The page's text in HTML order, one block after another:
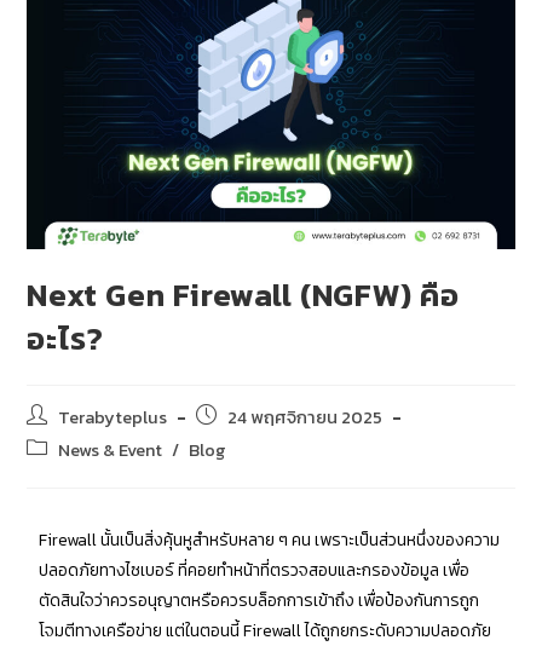
Next Gen Firewall (NGFW) คือ
อะไร?
Terabyteplus
24 พฤศจิกายน 2025
News & Event / Blog
Firewall นั้นเป็นสิ่งคุ้นหูสำหรับหลาย ๆ คน เพราะเป็นส่วนหนึ่งของความ
ปลอดภัยทางไซเบอร์ ที่คอยทำหน้าที่ตรวจสอบและกรองข้อมูล เพื่อ
ตัดสินใจว่าควรอนุญาตหรือควรบล็อกการเข้าถึง เพื่อป้องกันการถูก
โจมตีทางเครือข่าย แต่ในตอนนี้ Firewall ได้ถูกยกระดับความปลอดภัย